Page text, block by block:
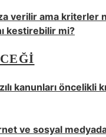
verilir ama kriterler
kestirebilir mi?
kanunları öncelikli
ve sosyal